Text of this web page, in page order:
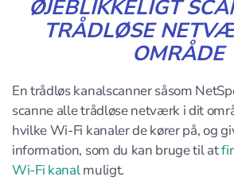
ØJEBLIKKELIGT
TRÅDLØSE
OMRÅDE
En trådløs kanalscanner såsom
scanne alle trådløse netværk i dit
hvilke Wi-Fi kanaler de kører på, og
information, som du kan bruge til at
Wi-Fi kanalmuligt.